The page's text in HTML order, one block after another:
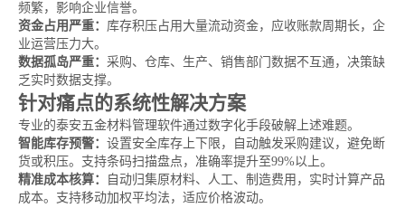
频繁，影响企业信誉。
资金占用严重： 库存积压占用大量流动资金，应收账款周期长，企
业运营压力大。
数据孤岛严重： 采购、仓库、生产、销售部门数据不互通，决策缺
乏实时数据支撑。
针对痛点的系统性解决方案
专业的泰安五金材料管理软件通过数字化手段破解上述难题。
智能库存预警： 设置安全库存上下限，自动触发采购建议，避免断
货或积压。支持条码扫描盘点，准确率提升至99%以上。
精准成本核算：
自动归集原材料、人工、制造费用，实时计算产品
成本。支持移动加权平均法，适应价格波动。